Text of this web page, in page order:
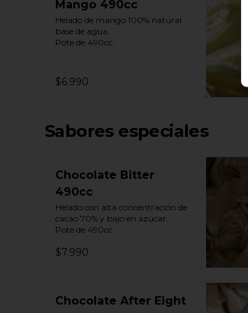
Mango 490cc
Helado de mango 100% natural
base de agua.
Pote de 490cc.
$6.990
Sabores especiales
Chocolate Bitter
490cc
Helado con alta concentración de
cacao 70% y bajo en azúcar.
Pote de 490cc.
$7.990
Chocolate After Eight